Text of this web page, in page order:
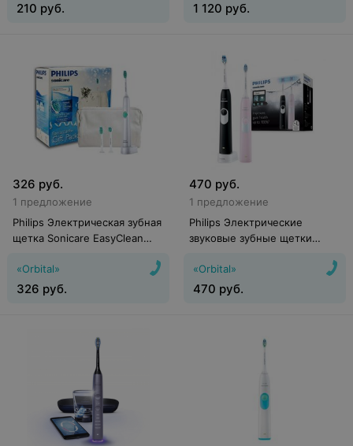
210 руб. 1 120 руб.
326 руб.
1 предложение
Philips Электрическая зубная
щетка Sonicare EasyClean
«Orbital»
326 руб.
470 руб.
1 предложение
Philips Электрические
звуковые зубные щетки
Pink+Black HX6232/41
«Orbital»
470 руб.